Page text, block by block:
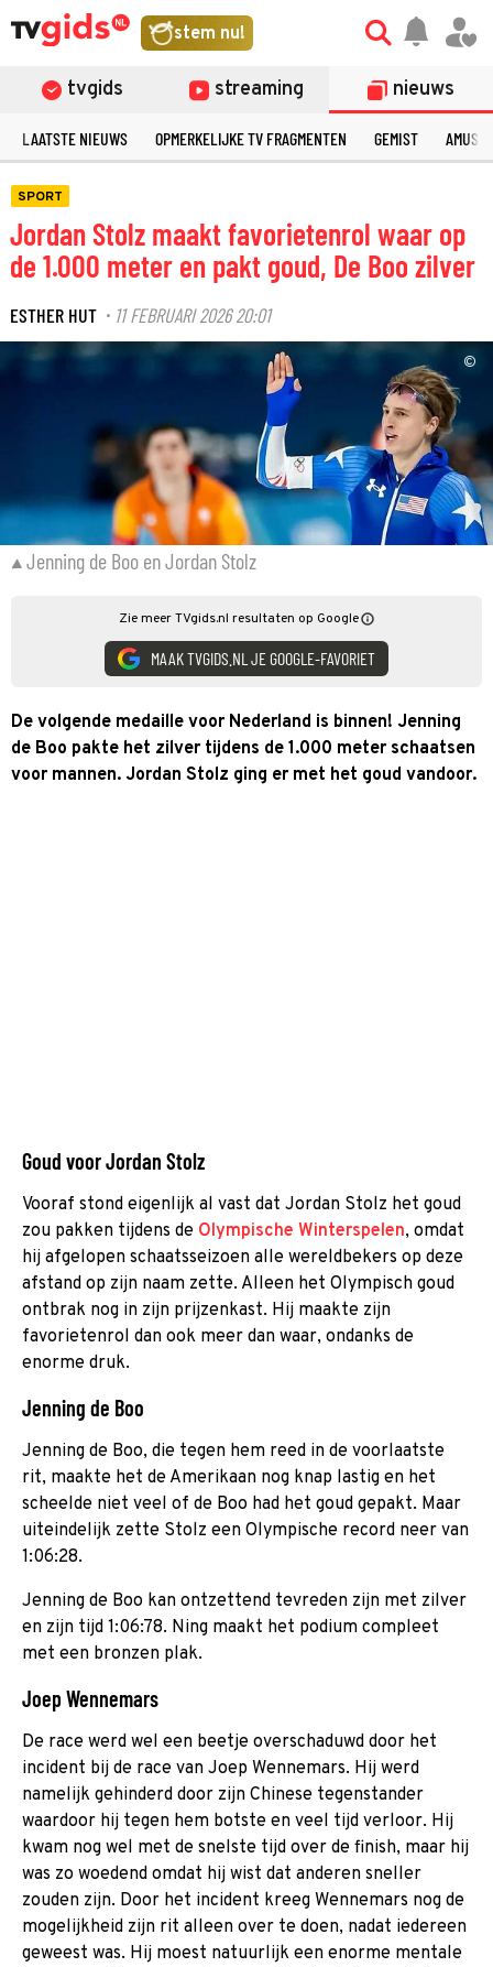
stem nu!
tvgids streaming nieuws
LAATSTE NIEUWS OPMERKELIJKE TV FRAGMENTEN GEMIST
SPORT
Jordan Stolz maakt favorietenrol waar op
de 1.000 meter en pakt goud, De Boo zilver
ESTHER HUT · 11 FEBRUARI 2026 20:01
©
Jenning de Boo en Jordan Stolz
Zie meer TVgids.nl resultaten op Google
MAAK TVGIDS.NL JE GOOGLE-FAVORIET
De volgende medaille voor Nederland is binnen! Jenning
de Boo pakte het zilver tijdens de 1.000 meter schaatsen
voor mannen. Jordan Stolz ging er met het goud vandoor.
Goud voor Jordan Stolz
Vooraf stond eigenlijk al vast dat Jordan Stolz het goud
zou pakken tijdens de Olympische Winterspelen, omdat
hij afgelopen schaatsseizoen alle wereldbekers op deze
afstand op zijn naam zette. Alleen het Olympisch goud
ontbrak nog in zijn prijzenkast. Hij maakte zijn
favorietenrol dan ook meer dan waar, ondanks de
enorme druk.
Jenning de Boo
Jenning de Boo, die tegen hem reed in de voorlaatste
rit, maakte het de Amerikaan nog knap lastig en het
scheelde niet veel of de Boo had het goud gepakt. Maar
uiteindelijk zette Stolz een Olympische record neer van
1:06:28.
Jenning de Boo kan ontzettend tevreden zijn met zilver
en zijn tijd 1:06:78. Ning maakt het podium compleet
met een bronzen plak.
Joep Wennemars
De race werd wel een beetje overschaduwd door het
incident bij de race van Joep Wennemars. Hij werd
namelijk gehinderd door zijn Chinese tegenstander
waardoor hij tegen hem botste en veel tijd verloor. Hij
kwam nog wel met de snelste tijd over de finish, maar hij
was zo woedend omdat hij wist dat anderen sneller
zouden zijn. Door het incident kreeg Wennemars nog de
mogelijkheid zijn rit alleen over te doen, nadat iedereen
geweest was. Hij moest natuurlijk een enorme mentale